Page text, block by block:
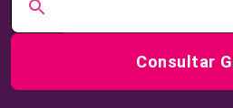
Consultar